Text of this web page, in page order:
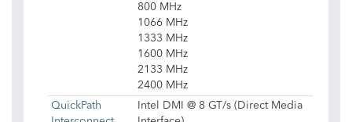
800 MHz
1066 MHz
1333 MHz
1600 MHz
2133 MHz
2400 MHz
QuickPath
Intel DMI @ 8 GT/s (Direct Media